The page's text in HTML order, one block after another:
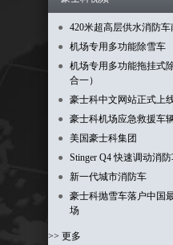
●
420米超高层供水消防车
●
机场专用多功能除雪车
●
机场专用多功能拖挂式
合一）
●
豪士科中文网站正式上
●
豪士科机场应急救援车
●
美国豪士科集团
●
Stinger Q4 快速调动消
●
新一代城市消防车
●
豪士科抛雪车落户中国
场
>> 更多